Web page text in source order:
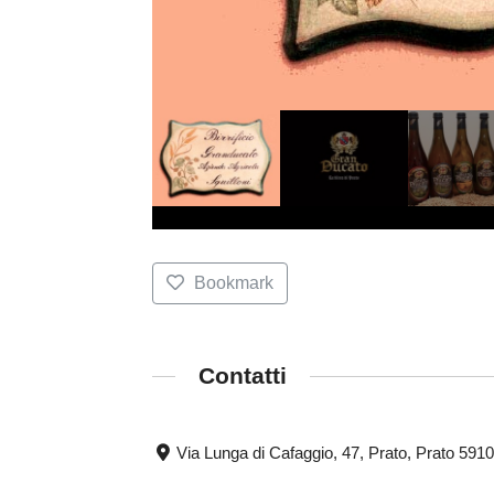
Bookmark
Contatti
Via Lunga di Cafaggio, 47, Prato, Prato